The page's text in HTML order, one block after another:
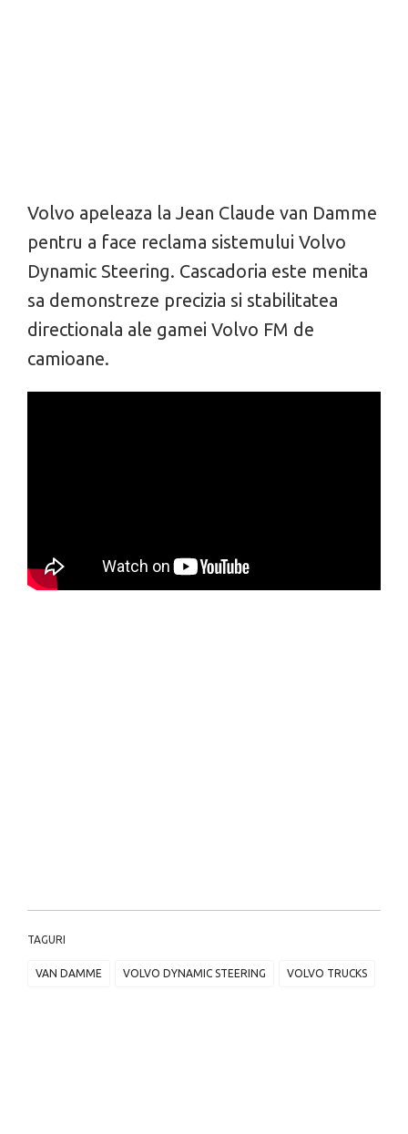
Volvo apeleaza la Jean Claude van Damme
pentru a face reclama sistemului Volvo
Dynamic Steering. Cascadoria este menita
sa demonstreze precizia si stabilitatea
directionala ale gamei Volvo FM de
camioane.
TAGURI
VAN DAMME VOLVO DYNAMIC STEERING VOLVO TRUCKS